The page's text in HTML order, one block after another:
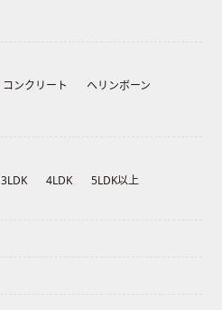
コンクリート
ヘリンボーン
3LDK 4LDK 5LDK以上